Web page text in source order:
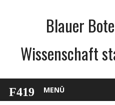
Blauer
Wissenschaft
MENÜ